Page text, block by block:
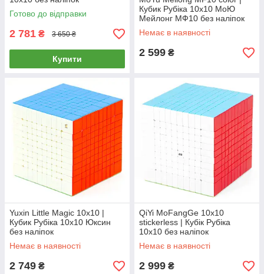
Готово до відправки
2 781 ₴ 3 650 ₴
Купити
Кубик Рубіка 10х10 МоЮ
Мейлонг МФ10 без наліпок
Немає в наявності
2 599 ₴
Yuxin Little Magic 10x10 |
Кубик Рубіка 10х10 Юксин
без наліпок
Немає в наявності
2 749 ₴
QiYi MoFangGe 10x10
stickerless | Кубік Рубіка
10х10 без наліпок
Немає в наявності
2 999 ₴